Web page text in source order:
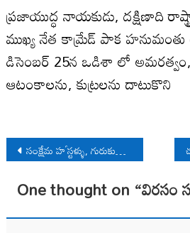
ప్రజాయుద్ధ నాయకుడు, దక్షిణాది
ముఖ్య నేత కామ్రేడ్ పాక
డిసెంబర్ 25న ఒడిశా లో
ఆటంకాలను, కుట్రలను దాటుకొని
Post
navigation
సంక్షేమ హౕస్టళ్ళు, గురుకులాల భ‌విత‌వ్యం?
One thought on “విరసం